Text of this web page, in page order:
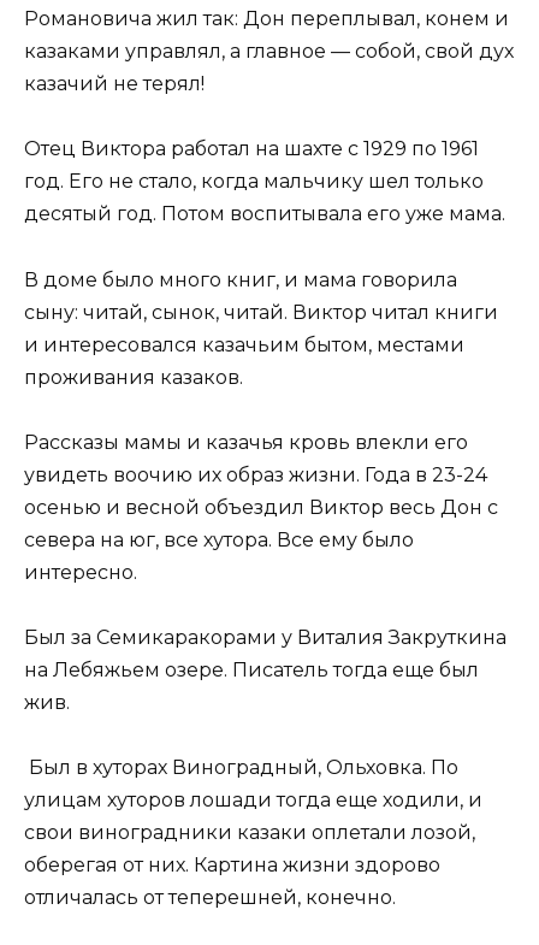
Романовича жил так: Дон переплывал, конем и
казаками управлял, а главное — собой, свой дух
казачий не терял!
Отец Виктора работал на шахте с 1929 по 1961
год. Его не стало, когда мальчику шел только
десятый год. Потом воспитывала его уже мама.
В доме было много книг, и мама говорила
сыну: читай, сынок, читай. Виктор читал книги
и интересовался казачьим бытом, местами
проживания казаков.
Рассказы мамы и казачья кровь влекли его
увидеть воочию их образ жизни. Года в 23-24
осенью и весной объездил Виктор весь Дон с
севера на юг, все хутора. Все ему было
интересно.
Был за Семикаракорами у Виталия Закруткина
на Лебяжьем озере. Писатель тогда еще был
жив.
Был в хуторах Виноградный, Ольховка. По
улицам хуторов лошади тогда еще ходили, и
свои виноградники казаки оплетали лозой,
оберегая от них. Картина жизни здорово
отличалась от теперешней, конечно.